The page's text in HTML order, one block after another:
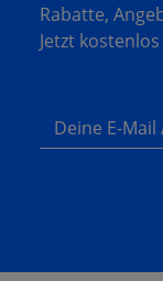
Rabatte,
Jetzt
Deine E-Mail